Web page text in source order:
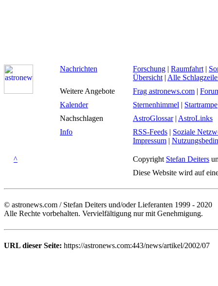
Nachrichten Forschung | Raumfahrt |
Übersicht | Alle
Weitere Angebote
Frag astronews.com |
Kalender
Sternenhimmel | Startrampe
Nachschlagen
AstroGlossar| AstroLinks
Info
RSS-Feeds | Soziale
Impressum |
^ Copyright Stefan Deiters
Diese Website wird auf
© astronews.com / Stefan Deiters und/oder Lieferanten 1999 - 2020
Alle Rechte vorbehalten. Vervielfältigung nur mit Genehmigung.
URL dieser Seite: https://astronews.com:443/news/artikel/2002/07